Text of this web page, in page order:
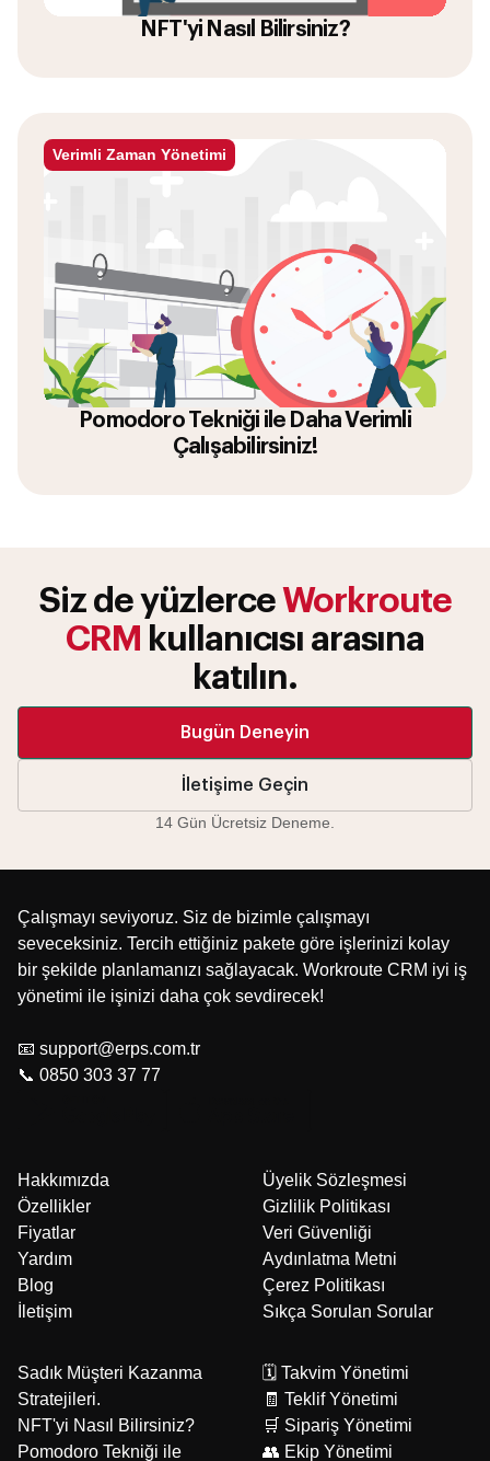
NFT'yi Nasıl Bilirsiniz?
Verimli Zaman Yönetimi
Pomodoro Tekniği ile Daha Verimli
Çalışabilirsiniz!
Siz de yüzlerce Workroute
CRM kullanıcısı arasına
katılın.
Bugün Deneyin
İletişime Geçin
14 Gün Ücretsiz Deneme.
Çalışmayı seviyoruz. Siz de bizimle çalışmayı
seveceksiniz. Tercih ettiğiniz pakete göre işlerinizi kolay
bir şekilde planlamanızı sağlayacak. Workroute CRM iyi iş
yönetimi ile işinizi daha çok sevdirecek!
📧 support@erps.com.tr
📞 0850 303 37 77
Hakkımızda
Özellikler
Fiyatlar
Yardım
Blog
İletişim
Üyelik Sözleşmesi
Gizlilik Politikası
Veri Güvenliği
Aydınlatma Metni
Çerez Politikası
Sıkça Sorulan Sorular
Sadık Müşteri Kazanma
Stratejileri.
NFT'yi Nasıl Bilirsiniz?
Pomodoro Tekniği ile
🗓️ Takvim Yönetimi
🧾 Teklif Yönetimi
🛒 Sipariş Yönetimi
👥 Ekip Yönetimi